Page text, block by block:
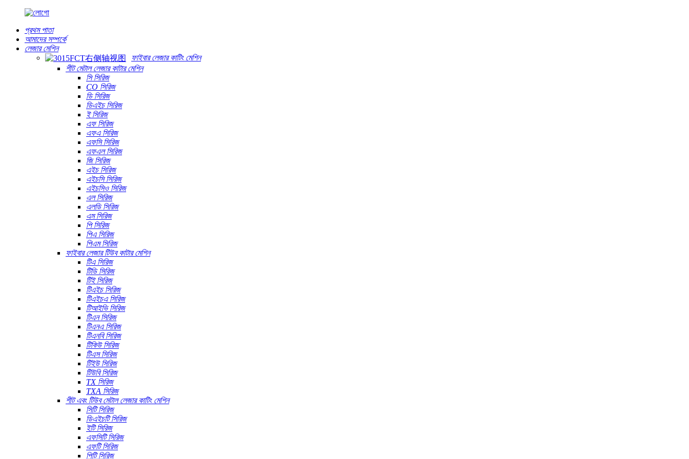
প্রথম পাতা
আমাদের সম্পর্কে
লেজার মেশিন
ফাইবার লেজার কাটিং মেশিন
শীট মেটাল লেজার কাটার মেশিন
সি সিরিজ
CO সিরিজ
ডি সিরিজ
ডিএইচ সিরিজ
ই সিরিজ
এফ সিরিজ
এফএ সিরিজ
এফসি সিরিজ
এফএল সিরিজ
জি সিরিজ
এইচ সিরিজ
এইচসি সিরিজ
এইচসিও সিরিজ
এল সিরিজ
এলডি সিরিজ
এম সিরিজ
পি সিরিজ
পিএ সিরিজ
পিএম সিরিজ
ফাইবার লেজার টিউব কাটার মেশিন
টিএ সিরিজ
টিডি সিরিজ
টিই সিরিজ
টিএইচ সিরিজ
টিএইচএ সিরিজ
টিআইভি সিরিজ
টিএন সিরিজ
টিএনএ সিরিজ
টিএনবি সিরিজ
টিকিউ সিরিজ
টিএস সিরিজ
টিইউ সিরিজ
টিউবি সিরিজ
TX সিরিজ
TXA সিরিজ
শীট এবং টিউব মেটাল লেজার কাটিং মেশিন
সিটি সিরিজ
ডিএইচটি সিরিজ
ইটি সিরিজ
এফসিটি সিরিজ
এফটি সিরিজ
পিটি সিরিজ